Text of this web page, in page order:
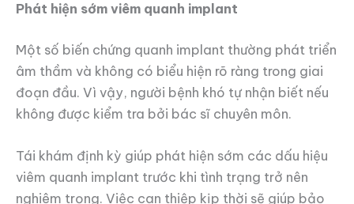
Phát hiện sớm viêm quanh implant
Một số biến chứng quanh implant thường phát triển
âm thầm và không có biểu hiện rõ ràng trong giai
đoạn đầu. Vì vậy, người bệnh khó tự nhận biết nếu
không được kiểm tra bởi bác sĩ chuyên môn.
Tái khám định kỳ giúp phát hiện sớm các dấu hiệu
viêm quanh implant trước khi tình trạng trở nên
nghiêm trọng. Việc can thiệp kịp thời sẽ giúp bảo